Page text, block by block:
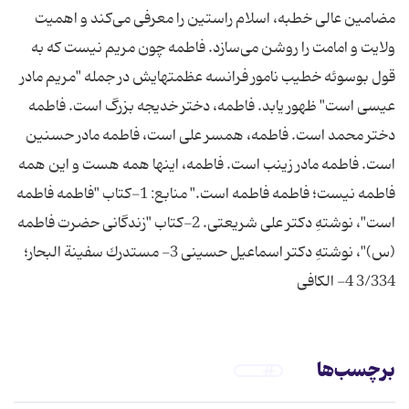
مضامین‌ عالی‌ خطبه، اسلام‌ راستین‌ را معرفی‌ می‌كند و اهمیت‌
ولایت‌ و امامت‌ را روشن‌ می‌سازد. فاطمه‌ چون‌ مریم‌ نیست‌ كه‌ به‌
قول‌ بوسوئه‌ خطیب‌ نامور فرانسه‌ عظمتهایش‌ در جمله‌ "مریم‌ مادر
عیسی‌ است" ظهور یابد. فاطمه، دختر خدیجه‌ بزرگ‌ است. فاطمه‌
دختر محمد است. فاطمه، همسر علی‌ است، فاطمه‌ مادر حسنین‌
است. فاطمه‌ مادر زینب‌ است. فاطمه، اینها همه‌ هست‌ و این‌ همه‌
فاطمه‌ نیست؛ فاطمه‌ فاطمه‌ است." منابع: 1-كتاب‌ "فاطمه‌ فاطمه‌
است"، نوشتهِ دكتر علی‌ شریعتی. 2-كتاب‌ "زندگانی‌ حضرت‌ فاطمه
(س)"، نوشتهِ دكتر اسماعیل‌ حسینی 3- مستدرك سفینة البحار؛
3/334 4- الکافی
برچسب‌ها